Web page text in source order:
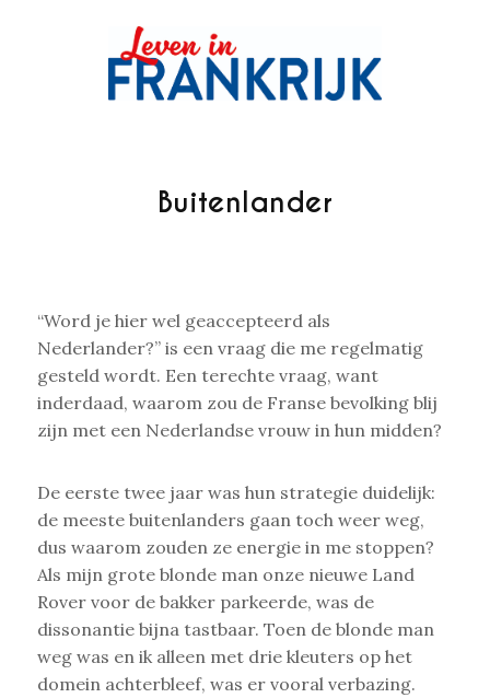
Buitenlander
“Word je hier wel geaccepteerd als
Nederlander?” is een vraag die me regelmatig
gesteld wordt. Een terechte vraag, want
inderdaad, waarom zou de Franse bevolking blij
zijn met een Nederlandse vrouw in hun midden?
De eerste twee jaar was hun strategie duidelijk:
de meeste buitenlanders gaan toch weer weg,
dus waarom zouden ze energie in me stoppen?
Als mijn grote blonde man onze nieuwe Land
Rover voor de bakker parkeerde, was de
dissonantie bijna tastbaar. Toen de blonde man
weg was en ik alleen met drie kleuters op het
domein achterbleef, was er vooral verbazing.